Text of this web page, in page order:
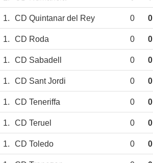
1. CD Quintanar del Rey 0 0
1. CD Roda 0 0
1. CD Sabadell 0 0
1. CD Sant Jordi 0 0
1. CD Teneriffa 0 0
1. CD Teruel 0 0
1. CD Toledo 0 0